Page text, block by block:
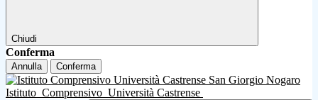
Chiudi
Conferma
Annulla Conferma
Istituto Comprensivo Università Castrense